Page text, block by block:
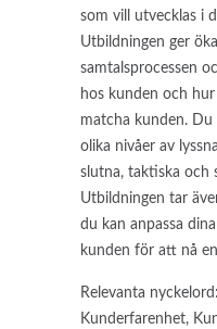
som vill utvecklas i
Utbildningen ger
samtalsprocessen
hos kunden och
matcha kunden.
olika nivåer av
slutna, taktiska och
Utbildningen tar
du kan anpassa
kunden för att nå
Relevanta
Kunderfarenhet,